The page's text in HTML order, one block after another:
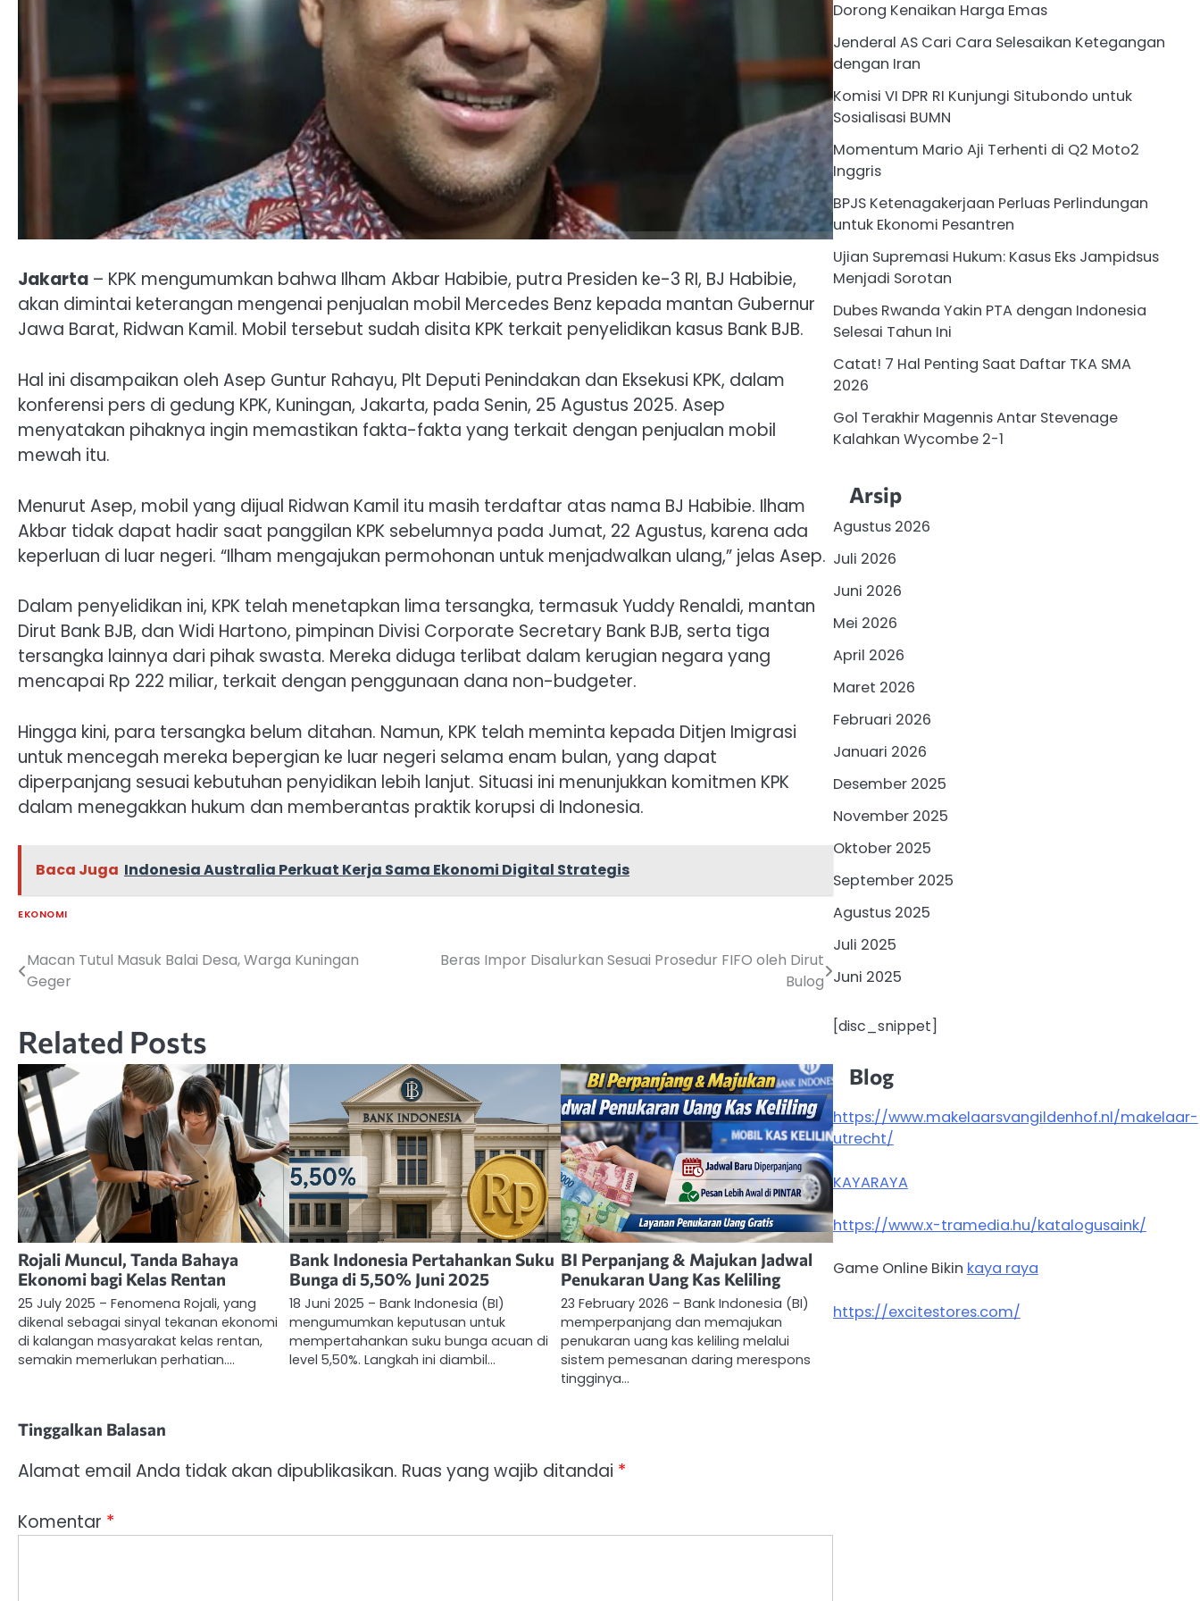
Jakarta – KPK mengumumkan bahwa Ilham Akbar Habibie, putra Presiden ke-3 RI, BJ Habibie,
akan dimintai keterangan mengenai penjualan mobil Mercedes Benz kepada mantan Gubernur
Jawa Barat, Ridwan Kamil. Mobil tersebut sudah disita KPK terkait penyelidikan kasus Bank BJB.
Hal ini disampaikan oleh Asep Guntur Rahayu, Plt Deputi Penindakan dan Eksekusi KPK, dalam
konferensi pers di gedung KPK, Kuningan, Jakarta, pada Senin, 25 Agustus 2025. Asep
menyatakan pihaknya ingin memastikan fakta-fakta yang terkait dengan penjualan mobil
mewah itu.
Menurut Asep, mobil yang dijual Ridwan Kamil itu masih terdaftar atas nama BJ Habibie. Ilham
Akbar tidak dapat hadir saat panggilan KPK sebelumnya pada Jumat, 22 Agustus, karena ada
keperluan di luar negeri. “Ilham mengajukan permohonan untuk menjadwalkan ulang,” jelas Asep.
Dalam penyelidikan ini, KPK telah menetapkan lima tersangka, termasuk Yuddy Renaldi, mantan
Dirut Bank BJB, dan Widi Hartono, pimpinan Divisi Corporate Secretary Bank BJB, serta tiga
tersangka lainnya dari pihak swasta. Mereka diduga terlibat dalam kerugian negara yang
mencapai Rp 222 miliar, terkait dengan penggunaan dana non-budgeter.
Hingga kini, para tersangka belum ditahan. Namun, KPK telah meminta kepada Ditjen Imigrasi
untuk mencegah mereka bepergian ke luar negeri selama enam bulan, yang dapat
diperpanjang sesuai kebutuhan penyidikan lebih lanjut. Situasi ini menunjukkan komitmen KPK
dalam menegakkan hukum dan memberantas praktik korupsi di Indonesia.
Baca Juga Indonesia Australia Perkuat Kerja Sama Ekonomi Digital Strategis
EKONOMI
Navigasi
pos
Macan Tutul Masuk Balai Desa, Warga Kuningan
Geger
Beras Impor Disalurkan Sesuai Prosedur FIFO oleh Dirut
Bulog
Related Posts
Rojali Muncul, Tanda Bahaya
Ekonomi bagi Kelas Rentan
25 July 2025 – Fenomena Rojali, yang
dikenal sebagai sinyal tekanan ekonomi
di kalangan masyarakat kelas rentan,
semakin memerlukan perhatian.…
Bank Indonesia Pertahankan Suku
Bunga di 5,50% Juni 2025
18 Juni 2025 – Bank Indonesia (BI)
mengumumkan keputusan untuk
mempertahankan suku bunga acuan di
level 5,50%. Langkah ini diambil…
BI Perpanjang & Majukan Jadwal
Penukaran Uang Kas Keliling
23 February 2026 – Bank Indonesia (BI)
memperpanjang dan memajukan
penukaran uang kas keliling melalui
sistem pemesanan daring merespons
tingginya…
Tinggalkan Balasan
Alamat email Anda tidak akan dipublikasikan. Ruas yang wajib ditandai *
Komentar *
Dorong Kenaikan Harga Emas
Jenderal AS Cari Cara Selesaikan Ketegangan
dengan Iran
Komisi VI DPR RI Kunjungi Situbondo untuk
Sosialisasi BUMN
Momentum Mario Aji Terhenti di Q2 Moto2
Inggris
BPJS Ketenagakerjaan Perluas Perlindungan
untuk Ekonomi Pesantren
Ujian Supremasi Hukum: Kasus Eks Jampidsus
Menjadi Sorotan
Dubes Rwanda Yakin PTA dengan Indonesia
Selesai Tahun Ini
Catat! 7 Hal Penting Saat Daftar TKA SMA
2026
Gol Terakhir Magennis Antar Stevenage
Kalahkan Wycombe 2-1
Arsip
Agustus 2026
Juli 2026
Juni 2026
Mei 2026
April 2026
Maret 2026
Februari 2026
Januari 2026
Desember 2025
November 2025
Oktober 2025
September 2025
Agustus 2025
Juli 2025
Juni 2025
[disc_snippet]
Blog
https://www.makelaarsvangildenhof.nl/makelaar-
utrecht/
KAYARAYA
https://www.x-tramedia.hu/katalogusaink/
Game Online Bikin kaya raya
https://excitestores.com/